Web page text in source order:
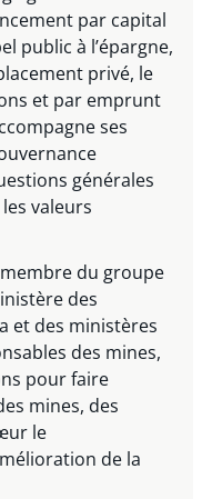
par capital
public à l’épargne,
privé, le
et par emprunt
ses
générales
valeurs
du groupe
des
et des ministères
des mines,
pour faire
mines, des
le
de la